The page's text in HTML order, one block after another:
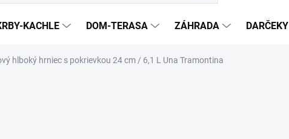
KACHLE DOM-TERASA ZÁHRADA DARČEKY
hlboký hrniec s pokrievkou 24 cm / 6,1 L Una Tramontina